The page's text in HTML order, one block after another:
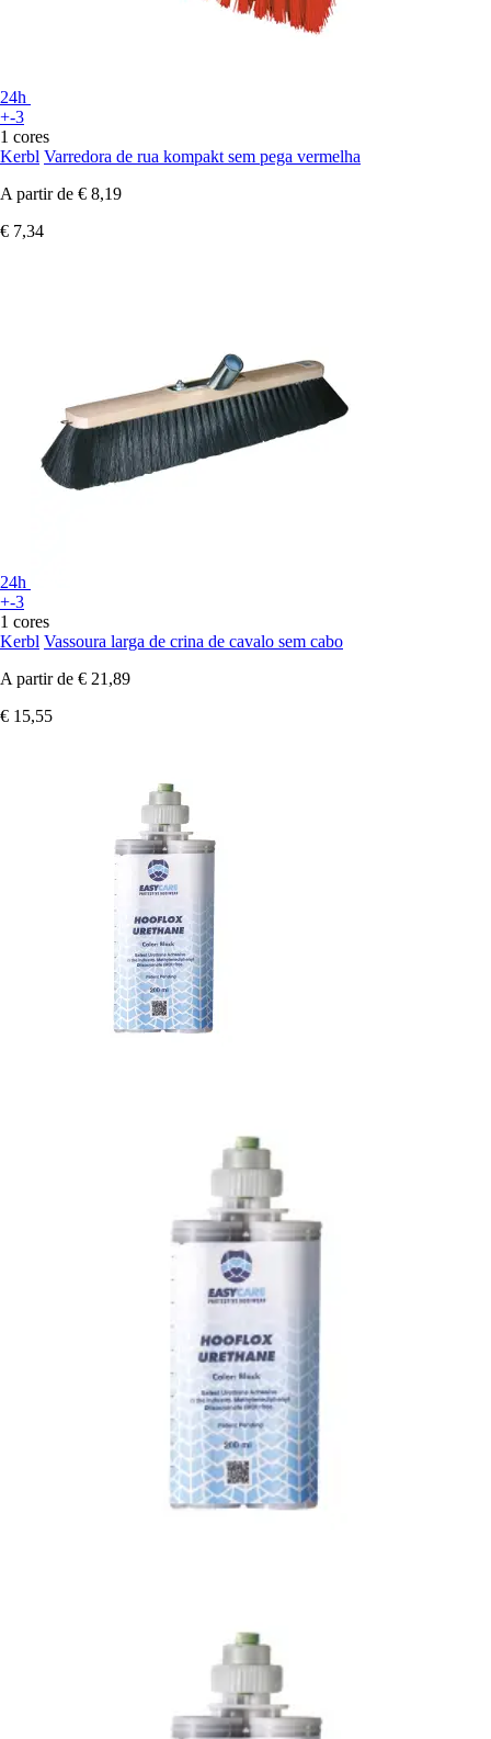
24h
+-3
1 cores
Kerbl Varredora de rua kompakt sem pega vermelha
A partir de € 8,19
€ 7,34
24h
+-3
1 cores
Kerbl Vassoura larga de crina de cavalo sem cabo
A partir de € 21,89
€ 15,55